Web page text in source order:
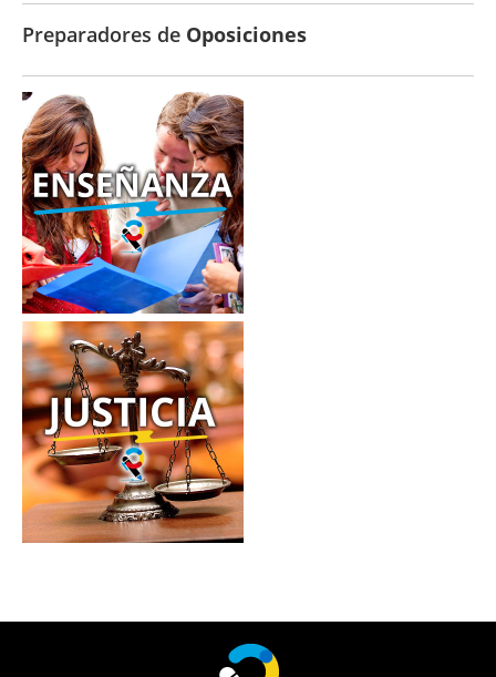
Preparadores de Oposiciones